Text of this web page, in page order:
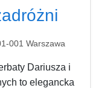
001 Warszawa
Dariusza i
to elegancka